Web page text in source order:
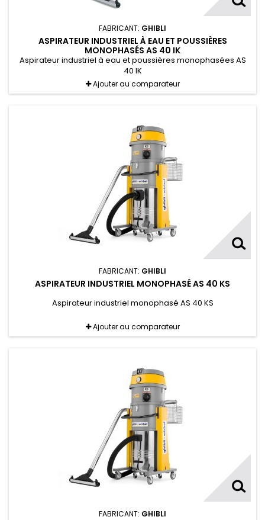
FABRICANT: GHIBLI
ASPIRATEUR INDUSTRIEL À EAU ET POUSSIÈRES
MONOPHASÉS AS 40 IK
Aspirateur industriel à eau et poussières monophasées AS
40 IK
Ajouter au comparateur
FABRICANT: GHIBLI
ASPIRATEUR INDUSTRIEL MONOPHASÉ AS 40 KS
Aspirateur industriel monophasé AS 40 KS
Ajouter au comparateur
FABRICANT: GHIBLI